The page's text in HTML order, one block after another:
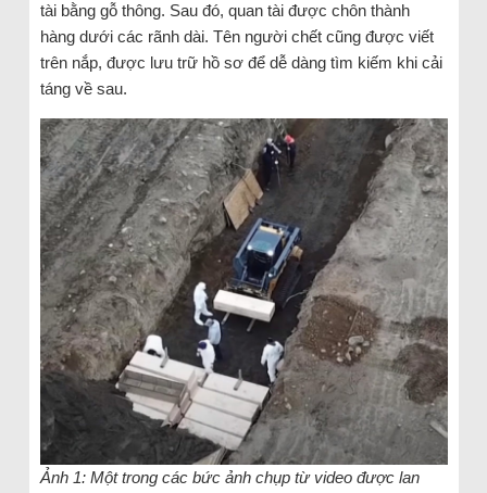
tài bằng gỗ thông. Sau đó, quan tài được chôn thành
hàng dưới các rãnh dài. Tên người chết cũng được viết
trên nắp, được lưu trữ hồ sơ để dễ dàng tìm kiếm khi cải
táng về sau.
Ảnh 1: Một trong các bức ảnh chụp từ video được lan